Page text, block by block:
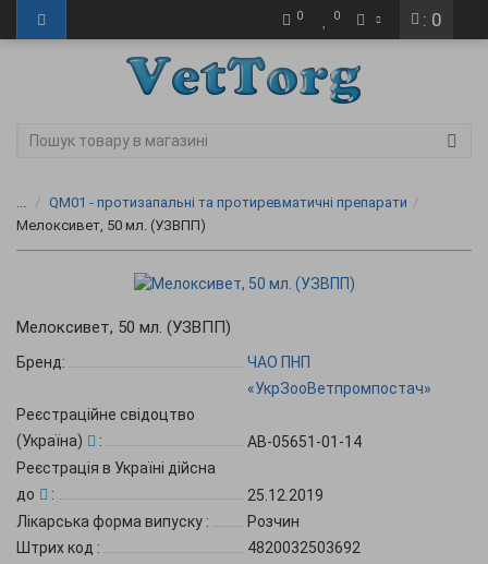
: 0
0 0
...
QM01 - протизапальні та протиревматичні препарати
Мелоксивет, 50 мл. (УЗВПП)
Мелоксивет, 50 мл. (УЗВПП)
Бренд:
ЧАО ПНП
«УкрЗооВетпромпостач»
Реєстраційне свідоцтво
(Україна)
:
АВ-05651-01-14
Реєстрація в Україні дійсна
до
:
25.12.2019
Лікарська форма випуску :
Розчин
Штрих код :
4820032503692